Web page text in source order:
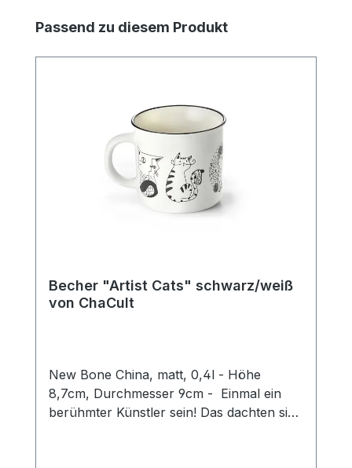
Produktgalerie überspringen
Passend zu diesem Produkt
Becher "Artist Cats" schwarz/weiß
von ChaCult
New Bone China, matt, 0,4l - Höhe
8,7cm, Durchmesser 9cm - Einmal ein
berühmter Künstler sein! Das dachten sich